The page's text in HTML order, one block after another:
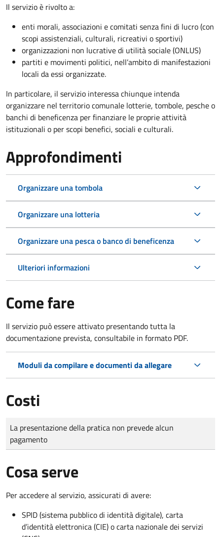
Il servizio è rivolto a:
enti morali, associazioni e comitati senza fini di lucro (con
scopi assistenziali, culturali, ricreativi o sportivi)
organizzazioni non lucrative di utilità sociale (ONLUS)
partiti e movimenti politici, nell’ambito di manifestazioni
locali da essi organizzate.
In particolare, il servizio interessa chiunque intenda
organizzare nel territorio comunale lotterie, tombole, pesche o
banchi di beneficenza per finanziare le proprie attività
istituzionali o per scopi benefici, sociali e culturali.
Approfondimenti
Organizzare una tombola
Organizzare una lotteria
Organizzare una pesca o banco di beneficenza
Ulteriori informazioni
Come fare
Il servizio può essere attivato presentando tutta la
documentazione prevista, consultabile in formato PDF.
Moduli da compilare e documenti da allegare
Costi
Tipo di pagamento
Importo
La presentazione della pratica non prevede alcun
pagamento
Cosa serve
Per accedere al servizio, assicurati di avere:
SPID (sistema pubblico di identità digitale), carta
d’identità elettronica (CIE) o carta nazionale dei servizi